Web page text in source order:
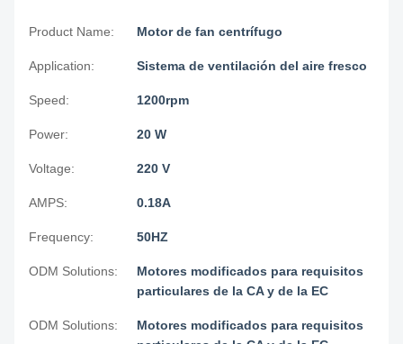
Product Name: Motor de fan centrífugo
Application: Sistema de ventilación del aire fresco
Speed: 1200rpm
Power: 20 W
Voltage: 220 V
AMPS: 0.18A
Frequency: 50HZ
ODM Solutions:
Motores modificados para requisitos
particulares de la CA y de la EC
ODM Solutions:
Motores modificados para requisitos